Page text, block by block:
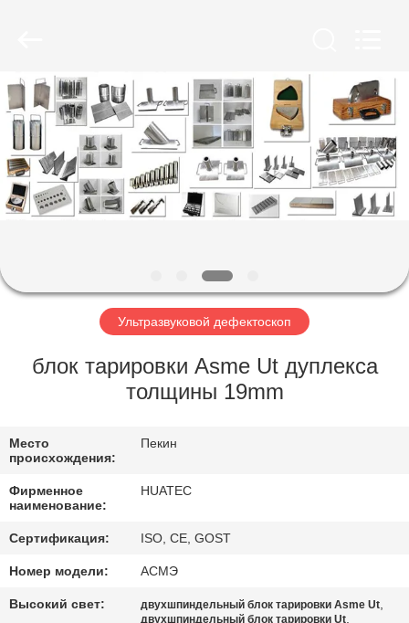
ДОМ
ПРОДУКТЫ
О
ПУТЕШЕСТВИЕ
ФАБРИКИ
ПРОВЕРКА
СВЯЖИТЕСЬ
МЫ
СПРОСИТЕ
ЦИТАТУ
Ультразвуковой дефектоскоп
блок тарировки Asme Ut дуплекса
толщины 19mm
Место
происхождения:
Пекин
Фирменное
наименование:
HUATEC
Сертификация: ISO, CE, GOST
Номер модели: АСМЭ
Высокий свет: двухшпиндельный блок тарировки Asme Ut,
двухшпиндельный блок тарировки Ut,